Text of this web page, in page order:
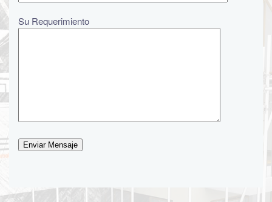
Su Requerimiento